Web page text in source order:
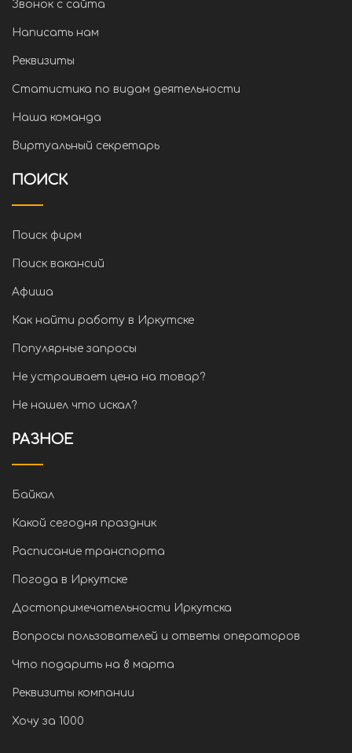
Звонок с сайта
Написать нам
Реквизиты
Статистика по видам деятельности
Наша команда
Виртуальный секретарь
ПОИСК
Поиск фирм
Поиск вакансий
Афиша
Как найти работу в Иркутске
Популярные запросы
Не устраивает цена на товар?
Не нашел что искал?
РАЗНОЕ
Байкал
Какой сегодня праздник
Расписание транспорта
Погода в Иркутске
Достопримечательности Иркутска
Вопросы пользователей и ответы операторов
Что подарить на 8 марта
Реквизиты компании
Хочу за 1000